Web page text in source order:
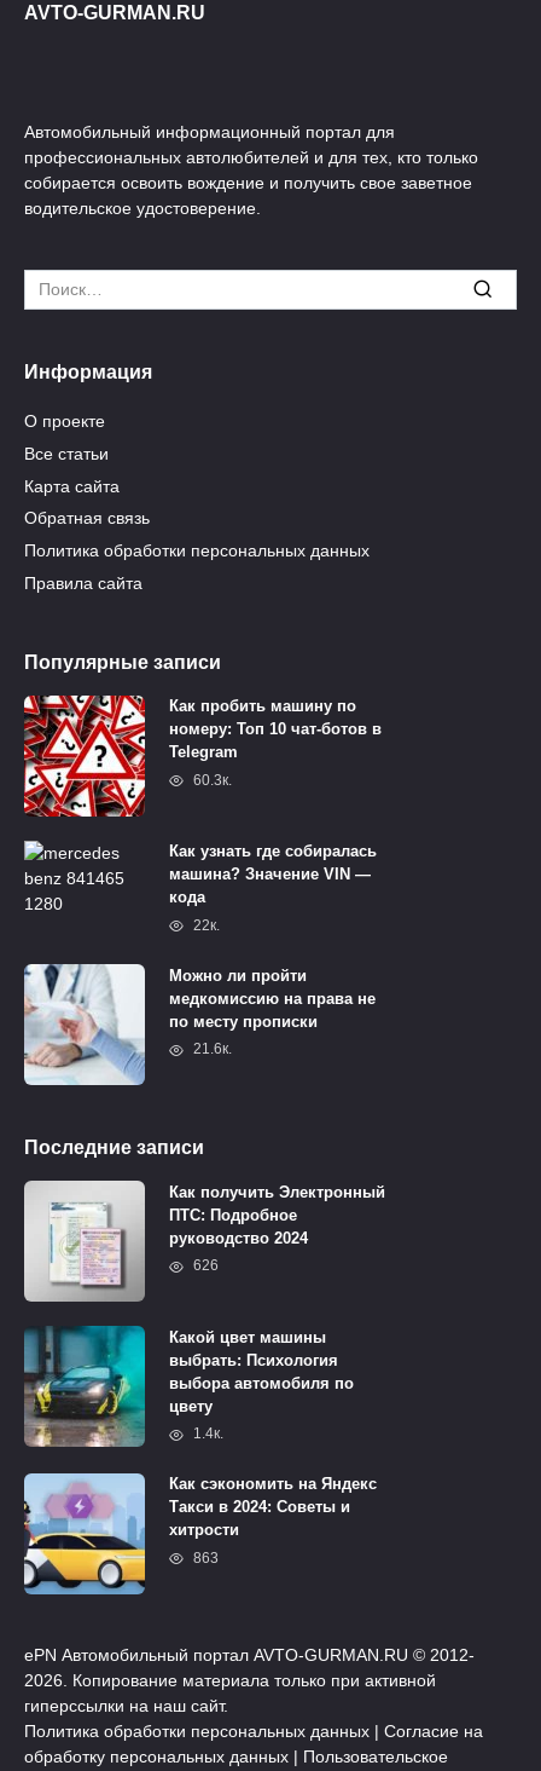
AVTO-GURMAN.RU
Автомобильный информационный портал для
профессиональных автолюбителей и для тех, кто только
собирается освоить вождение и получить свое заветное
водительское удостоверение.
Search
for:
Информация
О проекте
Все статьи
Карта сайта
Обратная связь
Политика обработки персональных данных
Правила сайта
Популярные записи
Как пробить машину по
номеру: Топ 10 чат-ботов в
Telegram
60.3к.
Как узнать где собиралась
машина? Значение VIN —
кода
22к.
Можно ли пройти
медкомиссию на права не
по месту прописки
21.6к.
Последние записи
Как получить Электронный
ПТС: Подробное
руководство 2024
626
Какой цвет машины
выбрать: Психология
выбора автомобиля по
цвету
1.4к.
Как сэкономить на Яндекс
Такси в 2024: Советы и
хитрости
863
ePN Автомобильный портал AVTO-GURMAN.RU © 2012-
2026. Копирование материала только при активной
гиперссылки на наш сайт.
Политика обработки персональных данных | Согласие на
обработку персональных данных | Пользовательское